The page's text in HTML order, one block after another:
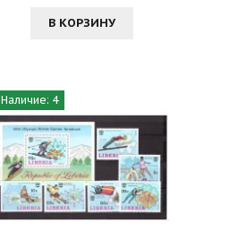
В КОРЗИНУ
Наличие: 4